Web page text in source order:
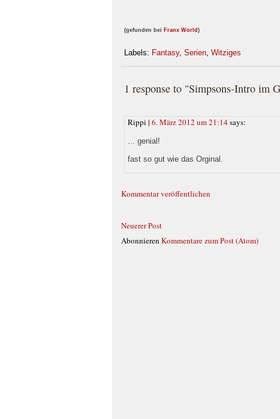
(gefunden bei Franx World )
Labels: Fantasy, Serien Witziges
1 response to "Simpsons-Intro im
Rippi | 6. März 2012 um 21:14says:
... genial!
fast so gut wie das Orginal.
Kommentar veröffentlichen
Neuerer Post
Abonnieren Kommentare zum Post (Atom)